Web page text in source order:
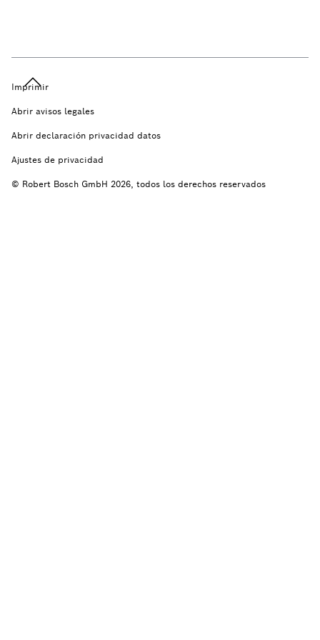
Imprimir
Abrir avisos legales
Abrir declaración privacidad datos
Ajustes de privacidad
© Robert Bosch GmbH 2026, todos los derechos reservados